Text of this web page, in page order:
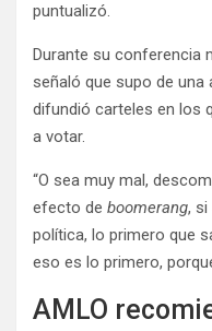
puntualizó.
Durante su conferencia
señaló que supo de una
difundió carteles en los
a votar.
“O sea muy mal,
efecto de boomerang, si
política, lo primero que
eso es lo primero,
AMLO